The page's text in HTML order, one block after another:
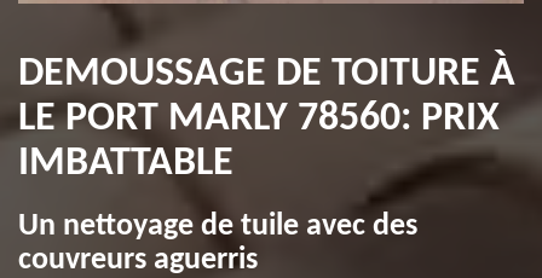
DEMOUSSAGE DE TOITURE À
LE PORT MARLY 78560: PRIX
IMBATTABLE
Un nettoyage de tuile avec des
couvreurs aguerris